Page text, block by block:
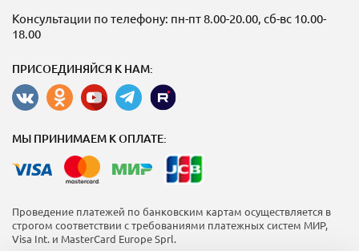
Консультации по телефону: пн-пт 8.00-20.00, сб-вс 10.00-
18.00
ПРИСОЕДИНЯЙСЯ К НАМ:
МЫ ПРИНИМАЕМ К ОПЛАТЕ:
Проведение платежей по банковским картам осуществляется в
строгом соответствии с требованиями платежных систем МИР,
Visa Int. и MasterCard Europe Sprl.